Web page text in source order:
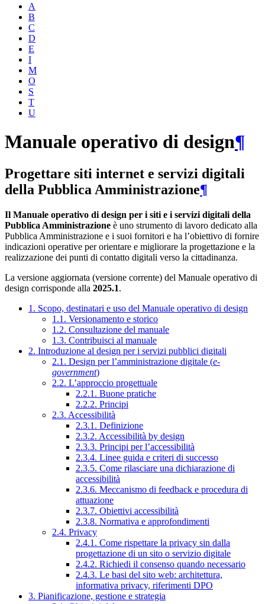
A
B
C
D
E
I
M
O
S
T
U
Manuale operativo di design¶
Progettare siti internet e servizi digitali
della Pubblica Amministrazione¶
Il Manuale operativo di design per i siti e i servizi digitali della
Pubblica Amministrazione è uno strumento di lavoro dedicato alla
Pubblica Amministrazione e i suoi fornitori e ha l’obiettivo di fornire
indicazioni operative per orientare e migliorare la progettazione e la
realizzazione dei punti di contatto digitali verso la cittadinanza.
La versione aggiornata (versione corrente) del Manuale operativo di
design corrisponde alla 2025.1.
1. Scopo, destinatari e uso del Manuale operativo di design
1.1. Versionamento e storico
1.2. Consultazione del manuale
1.3. Contribuisci al manuale
2. Introduzione al design per i servizi pubblici digitali
2.1. Design per l’amministrazione digitale (e-
government)
2.2. L’approccio progettuale
2.2.1. Buone pratiche
2.2.2. Principi
2.3. Accessibilità
2.3.1. Definizione
2.3.2. Accessibilità by design
2.3.3. Principi per l’accessibilità
2.3.4. Linee guida e criteri di successo
2.3.5. Come rilasciare una dichiarazione di
accessibilità
2.3.6. Meccanismo di feedback e procedura di
attuazione
2.3.7. Obiettivi accessibilità
2.3.8. Normativa e approfondimenti
2.4. Privacy
2.4.1. Come rispettare la privacy sin dalla
progettazione di un sito o servizio digitale
2.4.2. Richiedi il consenso quando necessario
2.4.3. Le basi del sito web: architettura,
informativa privacy, riferimenti DPO
3. Pianificazione, gestione e strategia